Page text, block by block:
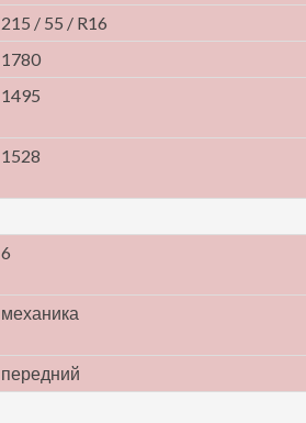
215 / 55 / R16
1780
1495
1528
6
механика
передний